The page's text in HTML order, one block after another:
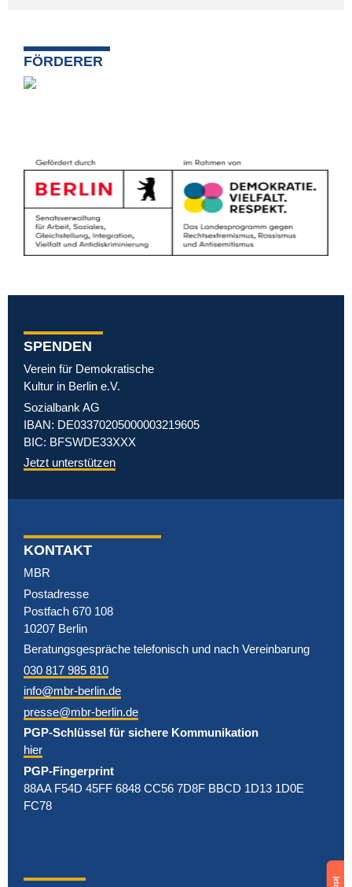
FÖRDERER
SPENDEN
Verein für Demokratische
Kultur in Berlin e.V.
Sozialbank AG
IBAN: DE03370205000003219605
BIC: BFSWDE33XXX
Jetzt unterstützen
KONTAKT
MBR
Postadresse
Postfach 670 108
10207 Berlin
Beratungsgespräche telefonisch und nach Vereinbarung
030 817 985 810
info@mbr-berlin.de
presse@mbr-berlin.de
PGP-Schlüssel für sichere Kommunikation
hier
PGP-Fingerprint
88AA F54D 45FF 6848 CC56 7D8F BBCD 1D13 1D0E
FC78
Support